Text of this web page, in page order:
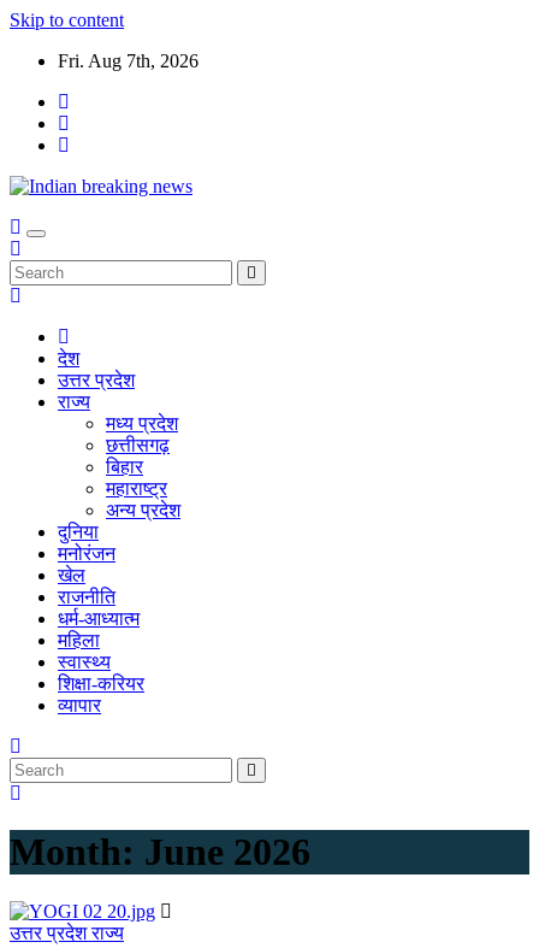
Skip to content
Fri. Aug 7th, 2026
देश
उत्तर प्रदेश
राज्य
मध्य प्रदेश
छत्तीसगढ़
बिहार
महाराष्ट्र
अन्य प्रदेश
दुनिया
मनोरंजन
खेल
राजनीति
धर्म-आध्यात्म
महिला
स्वास्थ्य
शिक्षा-करियर
व्यापार
Month: June 2026
उत्तर प्रदेशराज्य